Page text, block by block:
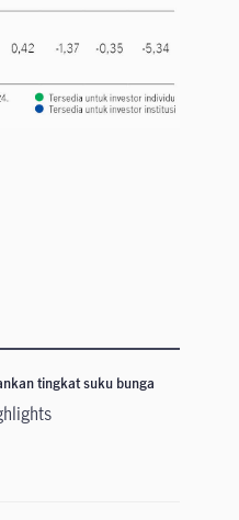
tingkat suku bunga